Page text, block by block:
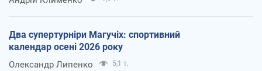
Два супертурніри Магучіх: спортивний
календар осені 2026 року
Олександр Липенко 5,1 т.